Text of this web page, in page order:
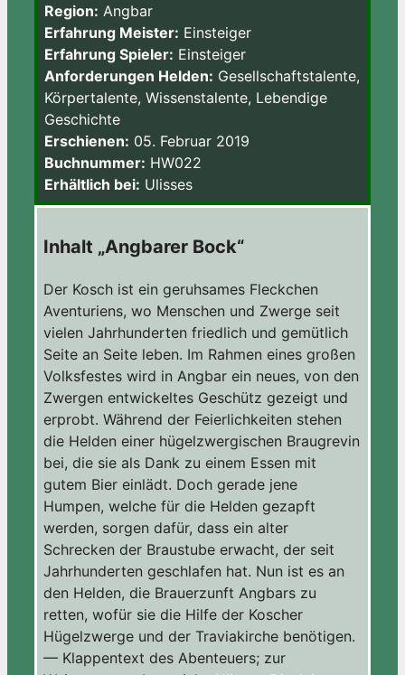
Region: Angbar
Erfahrung Meister: Einsteiger
Erfahrung Spieler: Einsteiger
Anforderungen Helden: Gesellschaftstalente,
Körpertalente, Wissenstalente, Lebendige
Geschichte
Erschienen: 05. Februar 2019
Buchnummer: HW022
Erhältlich bei: Ulisses
Inhalt „Angbarer Bock“
Der Kosch ist ein geruhsames Fleckchen
Aventuriens, wo Menschen und Zwerge seit
vielen Jahrhunderten friedlich und gemütlich
Seite an Seite leben. Im Rahmen eines großen
Volksfestes wird in Angbar ein neues, von den
Zwergen entwickeltes Geschütz gezeigt und
erprobt. Während der Feierlichkeiten stehen
die Helden einer hügelzwergischen Braugrevin
bei, die sie als Dank zu einem Essen mit
gutem Bier einlädt. Doch gerade jene
Humpen, welche für die Helden gezapft
werden, sorgen dafür, dass ein alter
Schrecken der Braustube erwacht, der seit
Jahrhunderten geschlafen hat. Nun ist es an
den Helden, die Brauerzunft Angbars zu
retten, wofür sie die Hilfe der Koscher
Hügelzwerge und der Traviakirche benötigen.
— Klappentext des Abenteuers; zur